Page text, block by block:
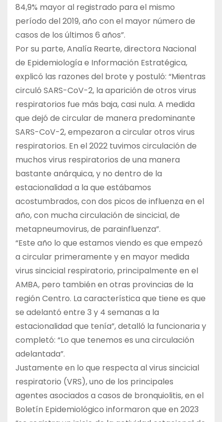
84,9% mayor al registrado para el mismo
período del 2019, año con el mayor número de
casos de los últimos 6 años”.
Por su parte, Analía Rearte, directora Nacional
de Epidemiología e Información Estratégica,
explicó las razones del brote y postuló: “Mientras
circuló SARS-CoV-2, la aparición de otros virus
respiratorios fue más baja, casi nula. A medida
que dejó de circular de manera predominante
SARS-CoV-2, empezaron a circular otros virus
respiratorios. En el 2022 tuvimos circulación de
muchos virus respiratorios de una manera
bastante anárquica, y no dentro de la
estacionalidad a la que estábamos
acostumbrados, con dos picos de influenza en el
año, con mucha circulación de sincicial, de
metapneumovirus, de parainfluenza”.
“Este año lo que estamos viendo es que empezó
a circular primeramente y en mayor medida
virus sincicial respiratorio, principalmente en el
AMBA, pero también en otras provincias de la
región Centro. La característica que tiene es que
se adelantó entre 3 y 4 semanas a la
estacionalidad que tenía”, detalló la funcionaria y
completó: “Lo que tenemos es una circulación
adelantada”.
Justamente en lo que respecta al virus sincicial
respiratorio (VRS), uno de los principales
agentes asociados a casos de bronquiolitis, en el
Boletín Epidemiológico informaron que en 2023